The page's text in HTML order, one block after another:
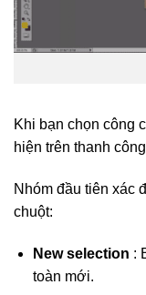
Khi bạn chọn công
hiện trên thanh
Nhóm đầu tiên xác
chuột:
New selection :
toàn mới.